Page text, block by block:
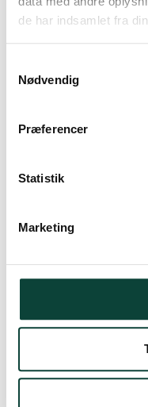
de har indsamlet fra
Nødvendig
Præferencer
Statistik
Marketing
KONTAKT
2640 Hedehusene
Telefonnr.: